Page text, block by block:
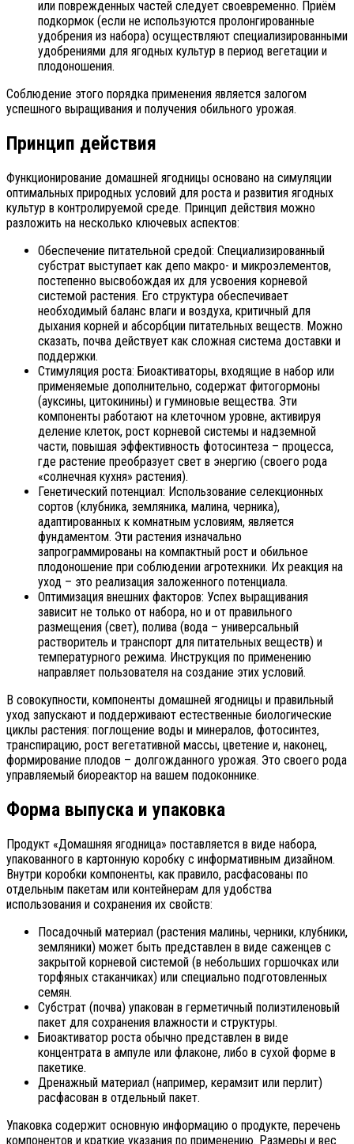
или поврежденных частей следует своевременно. Приём
подкормок (если не используются пролонгированные
удобрения из набора) осуществляют специализированными
удобрениями для ягодных культур в период вегетации и
плодоношения.
Соблюдение этого порядка применения является залогом
успешного выращивания и получения обильного урожая.
Принцип действия
Функционирование домашней ягодницы основано на симуляции
оптимальных природных условий для роста и развития ягодных
культур в контролируемой среде. Принцип действия можно
разложить на несколько ключевых аспектов:
Обеспечение питательной средой: Специализированный
субстрат выступает как депо макро- и микроэлементов,
постепенно высвобождая их для усвоения корневой
системой растения. Его структура обеспечивает
необходимый баланс влаги и воздуха, критичный для
дыхания корней и абсорбции питательных веществ. Можно
сказать, почва действует как сложная система доставки и
поддержки.
Стимуляция роста: Биоактиваторы, входящие в набор или
применяемые дополнительно, содержат фитогормоны
(ауксины, цитокинины) и гуминовые вещества. Эти
компоненты работают на клеточном уровне, активируя
деление клеток, рост корневой системы и надземной
части, повышая эффективность фотосинтеза – процесса,
где растение преобразует свет в энергию (своего рода
«солнечная кухня» растения).
Генетический потенциал: Использование селекционных
сортов (клубника, земляника, малина, черника),
адаптированных к комнатным условиям, является
фундаментом. Эти растения изначально
запрограммированы на компактный рост и обильное
плодоношение при соблюдении агротехники. Их реакция на
уход – это реализация заложенного потенциала.
Оптимизация внешних факторов: Успех выращивания
зависит не только от набора, но и от правильного
размещения (свет), полива (вода – универсальный
растворитель и транспорт для питательных веществ) и
температурного режима. Инструкция по применению
направляет пользователя на создание этих условий.
В совокупности, компоненты домашней ягодницы и правильный
уход запускают и поддерживают естественные биологические
циклы растения: поглощение воды и минералов, фотосинтез,
транспирацию, рост вегетативной массы, цветение и, наконец,
формирование плодов – долгожданного урожая. Это своего рода
управляемый биореактор на вашем подоконнике.
Форма выпуска и упаковка
Продукт «Домашняя ягодница» поставляется в виде набора,
упакованного в картонную коробку с информативным дизайном.
Внутри коробки компоненты, как правило, расфасованы по
отдельным пакетам или контейнерам для удобства
использования и сохранения их свойств:
Посадочный материал (растения малины, черники, клубники,
земляники) может быть представлен в виде саженцев с
закрытой корневой системой (в небольших горшочках или
торфяных стаканчиках) или специально подготовленных
семян.
Субстрат (почва) упакован в герметичный полиэтиленовый
пакет для сохранения влажности и структуры.
Биоактиватор роста обычно представлен в виде
концентрата в ампуле или флаконе, либо в сухой форме в
пакетике.
Дренажный материал (например, керамзит или перлит)
расфасован в отдельный пакет.
Упаковка содержит основную информацию о продукте, перечень
компонентов и краткие указания по применению. Размеры и вес